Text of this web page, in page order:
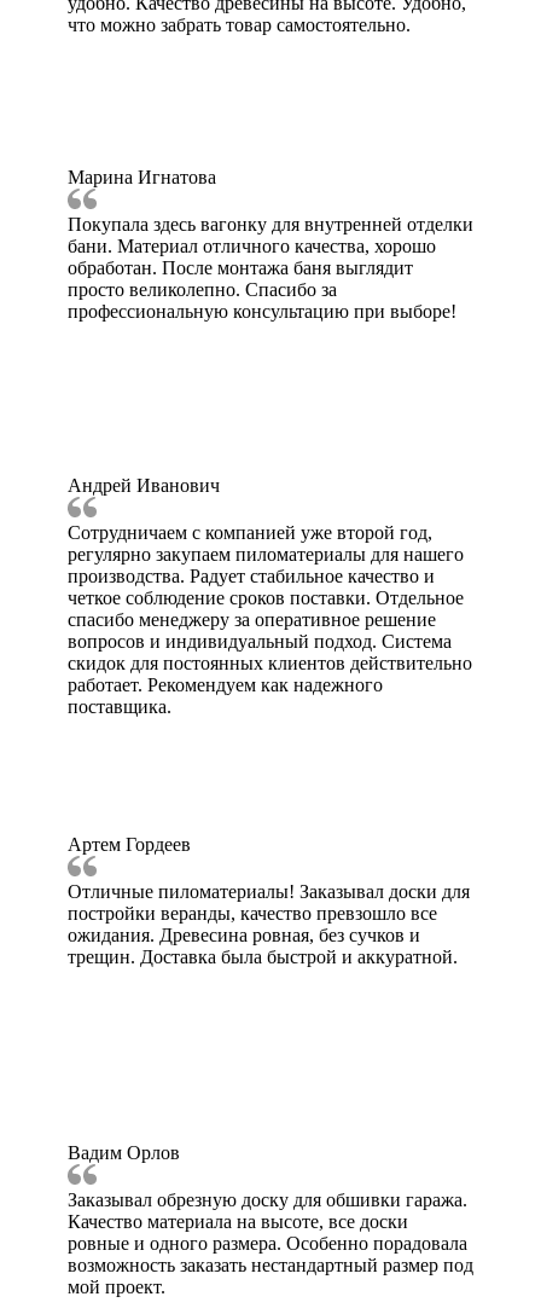
что можно забрать товар самостоятельно.
Марина Игнатова
Покупала здесь вагонку для внутренней отделки
бани. Материал отличного качества, хорошо
обработан. После монтажа баня выглядит
просто великолепно. Спасибо за
профессиональную консультацию при выборе!
Андрей Иванович
Сотрудничаем с компанией уже второй год,
регулярно закупаем пиломатериалы для нашего
производства. Радует стабильное качество и
четкое соблюдение сроков поставки. Отдельное
спасибо менеджеру за оперативное решение
вопросов и индивидуальный подход. Система
скидок для постоянных клиентов действительно
работает. Рекомендуем как надежного
поставщика.
Артем Гордеев
Отличные пиломатериалы! Заказывал доски для
постройки веранды, качество превзошло все
ожидания. Древесина ровная, без сучков и
трещин. Доставка была быстрой и аккуратной.
Вадим Орлов
Заказывал обрезную доску для обшивки гаража.
Качество материала на высоте, все доски
ровные и одного размера. Особенно порадовала
возможность заказать нестандартный размер под
мой проект.